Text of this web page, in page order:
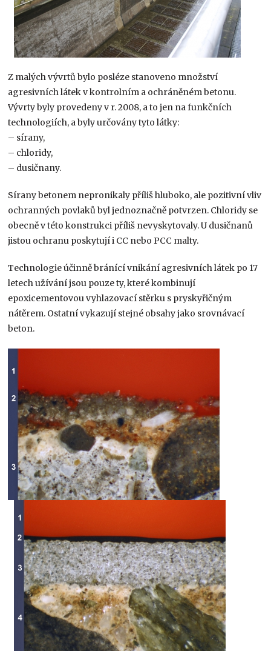
Z malých vývrtů bylo posléze stanoveno množství
agresivních látek v kontrolním a ochráněném betonu.
Vývrty byly provedeny v r. 2008, a to jen na funkčních
technologiích, a byly určovány tyto látky:
– sírany,
– chloridy,
– dusičnany.
Sírany betonem nepronikaly příliš hluboko, ale pozitivní vliv
ochranných povlaků byl jednoznačně potvrzen. Chloridy se
obecně v této konstrukci příliš nevyskytovaly. U dusičnanů
jistou ochranu poskytují i CC nebo PCC malty.
Technologie účinně bránící vnikání agresivních látek po 17
letech užívání jsou pouze ty, které kombinují
epoxicementovou vyhlazovací stěrku s pryskyřičným
nátěrem. Ostatní vykazují stejné obsahy jako srovnávací
beton.